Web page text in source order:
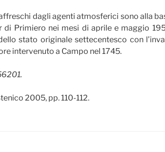
dagli agenti atmosferici sono alla
Primiero nei mesi di aprile e maggio
stato originale settecentesco con
intervenuto a Campo nel 1745.
2005, pp. 110-112.